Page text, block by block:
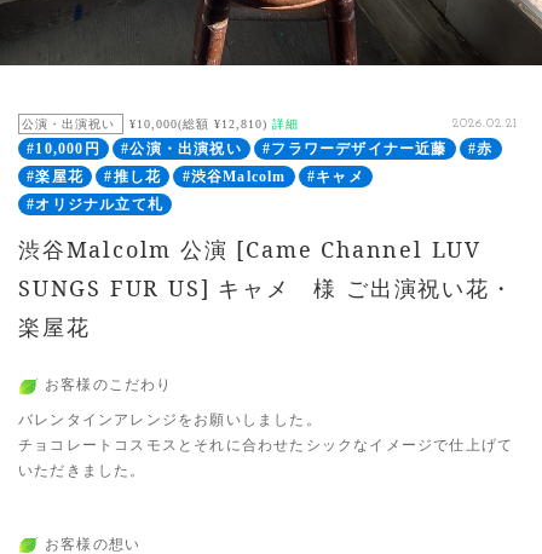
公演・出演祝い ¥10,000(総額 ¥12,810) 詳細 2026.02.21
#10,000円 #公演・出演祝い #フラワーデザイナー近藤
#赤
#楽屋花
#推し花 #渋谷Malcolm
#キャメ
#オリジナル立て札
渋谷Malcolm 公演 [Came Channel LUV
SUNGS FUR US] キャメ 様 ご出演祝い花・
楽屋花
お客様のこだわり
バレンタインアレンジをお願いしました。
チョコレートコスモスとそれに合わせたシックなイメージで仕上げて
いただきました。
お客様の想い